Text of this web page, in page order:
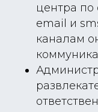
центра по
email и
каналам